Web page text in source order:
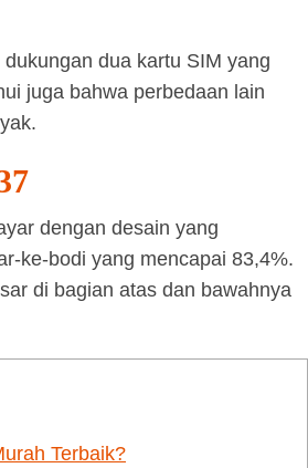
dua kartu SIM yang
juga bahwa perbedaan lain
dengan desain yang
ke-bodi yang mencapai 83,4%.
di bagian atas dan bawahnya
Terbaik?